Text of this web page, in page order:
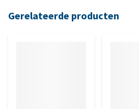
Gerelateerde producten